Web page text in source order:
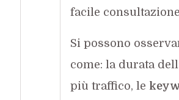
facile
Si possono
come: la durata
più traffico, le